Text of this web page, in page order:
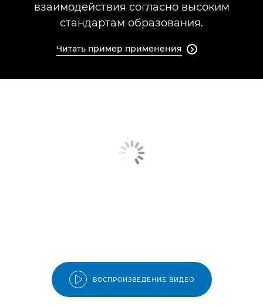
взаимодействия согласно высоким
стандартам образования.
Читать пример применения 
ВОСПРОИЗВЕДЕНИЕ ВИДЕО